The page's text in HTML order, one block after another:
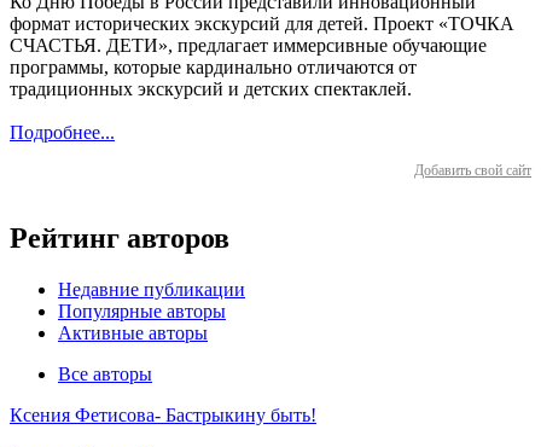
формат исторических экскурсий для детей. Проект «ТОЧКА
СЧАСТЬЯ. ДЕТИ», предлагает иммерсивные обучающие
программы, которые кардинально отличаются от
традиционных экскурсий и детских спектаклей.
Подробнее...
Добавить свой сайт
Рейтинг авторов
Недавние публикации
Популярные авторы
Активные авторы
Все авторы
Ксения Фетисова- Бастрыкину быть!